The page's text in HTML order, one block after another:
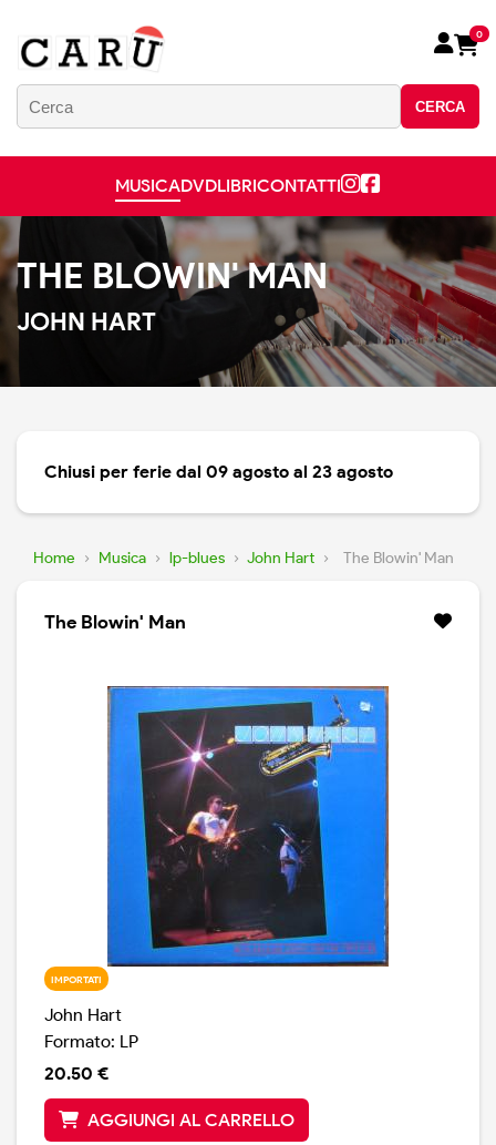
CERCA
0
MUSICADVDLIBRICONTATTI
THE BLOWIN' MAN
JOHN HART
Chiusi per ferie dal 09 agosto al 23 agosto
Home › Musica › lp-blues › John Hart › The Blowin' Man
The Blowin' Man
IMPORTATI
John Hart
Formato: LP
20.50 €
AGGIUNGI AL CARRELLO